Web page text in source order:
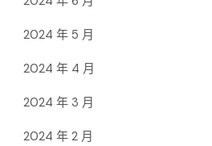
2024 年 5 月
2024 年 4 月
2024 年 3 月
2024 年 2 月